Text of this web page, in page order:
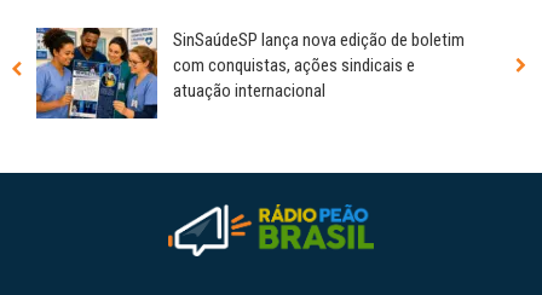
SinSaúdeSP lança nova edição de boletim
com conquistas, ações sindicais e
atuação internacional